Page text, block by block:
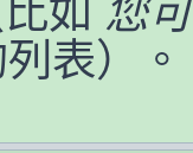
如 您
表）。